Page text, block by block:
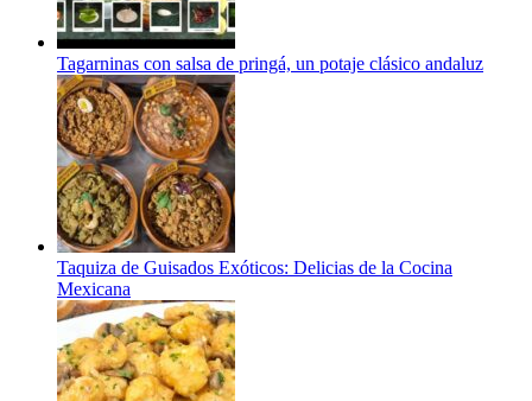
Tagarninas con salsa de pringá, un potaje clásico andaluz
Taquiza de Guisados Exóticos: Delicias de la Cocina
Mexicana